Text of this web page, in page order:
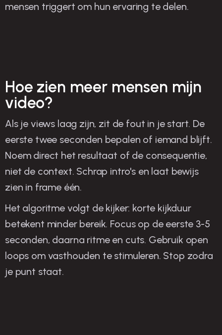
mensen triggert om hun ervaring te delen.
Hoe zien meer mensen mijn
video?
Als je views laag zijn, zit de fout in je start. De
eerste twee seconden bepalen of iemand blijft.
Noem direct het resultaat of de consequentie,
niet de context. Schrap intro's en laat bewijs
zien in frame één.
Het algoritme volgt de kijker: korte kijkduur
betekent minder bereik. Focus op de eerste 3-5
seconden, daarna ritme en cuts. Gebruik open
loops om vasthouden te stimuleren. Stop zodra
je punt staat.